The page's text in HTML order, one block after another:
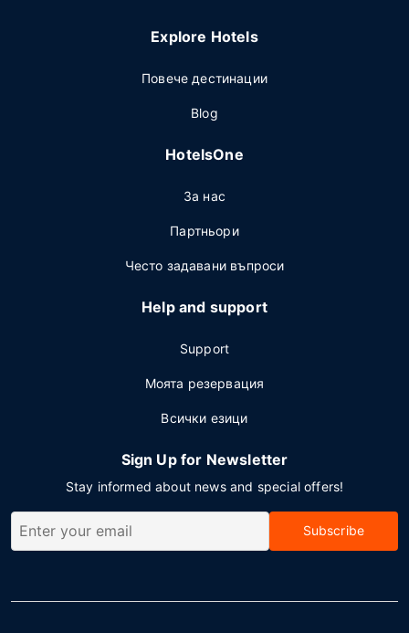
Explore Hotels
Повече дестинации
Blog
HotelsOne
За нас
Партньори
Често задавани въпроси
Help and support
Support
Моята резервация
Всички езици
Sign Up for Newsletter
Stay informed about news and special offers!
Subscribe